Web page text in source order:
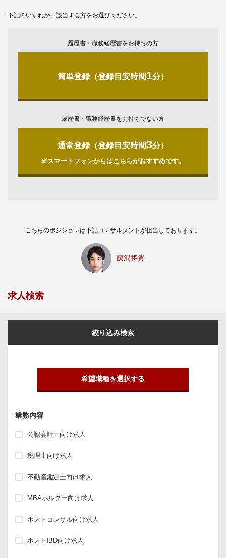
下記のいずれか、該当する方をお選びください。
履歴書・職務経歴書をお持ちの方
簡単登録（登録目安時間1分）
履歴書・職務経歴書をお持ちでない方
通常登録（登録目安時間3分）
※スマートフォンからはこちらがおすすめです。
こちらのポジションは下記コンサルタントが担当しております。
藤沢将貴
求人検索
絞り込み検索
希望職種を選択する
業務内容
公認会計士向け求人
税理士向け求人
不動産鑑定士向け求人
MBAホルダー向け求人
ポストコンサル向け求人
ポストIBD向け求人